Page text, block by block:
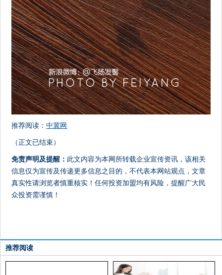
推荐阅读：中冀网
（正文已结束）
免责声明及提醒： 此文内容为本网所转载企业宣传资讯，该相关
信息仅为宣传及传递更多信息之目的，不代表本网站观点，文章
真实性请浏览者慎重核实！任何投资加盟均有风险，提醒广大民
众投资需谨慎！
推荐阅读